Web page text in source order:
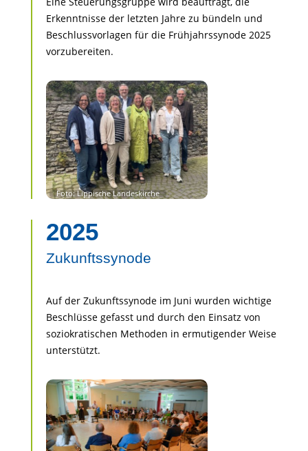
Erkenntnisse der letzten Jahre zu bündeln und
Beschlussvorlagen für die Frühjahrssynode 2025
vorzubereiten.
2025
Zukunftssynode
Auf der Zukunftssynode im Juni wurden wichtige
Beschlüsse gefasst und durch den Einsatz von
soziokratischen Methoden in ermutigender Weise
unterstützt.